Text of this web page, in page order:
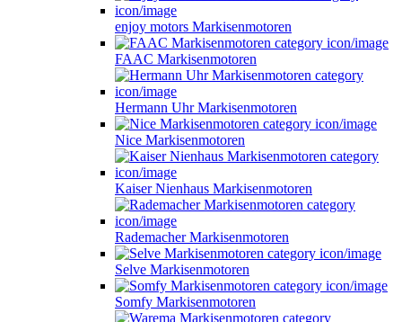
enjoy motors Markisenmotoren
FAAC Markisenmotoren
Hermann Uhr Markisenmotoren
Nice Markisenmotoren
Kaiser Nienhaus Markisenmotoren
Rademacher Markisenmotoren
Selve Markisenmotoren
Somfy Markisenmotoren